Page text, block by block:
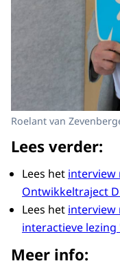
Roelant van
Lees verder:
Lees het interview
Ontwikkeltraject
Lees het interview
interactieve
Meer info: